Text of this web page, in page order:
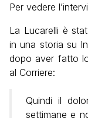
Per vedere
La Lucarelli è
in una storia su
dopo aver fatto
al Corriere:
Quindi il
settimane e